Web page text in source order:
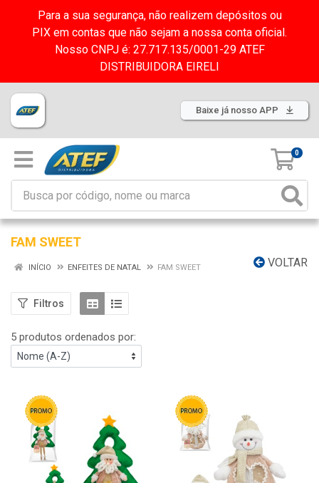
Para a sua segurança, não realizem depósitos ou
PIX em contas que não sejam a nossa conta oficial.
Nosso CNPJ é: 27.717.135/0001-29 ATEF
DISTRIBUIDORA EIRELI
Baixe já nosso APP
0
FAM SWEET
VOLTAR
INÍCIO ENFEITES DE NATAL FAM SWEET
Filtros
5 produtos ordenados por: